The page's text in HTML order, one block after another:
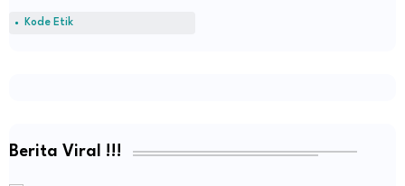
Kode Etik
Berita Viral !!!